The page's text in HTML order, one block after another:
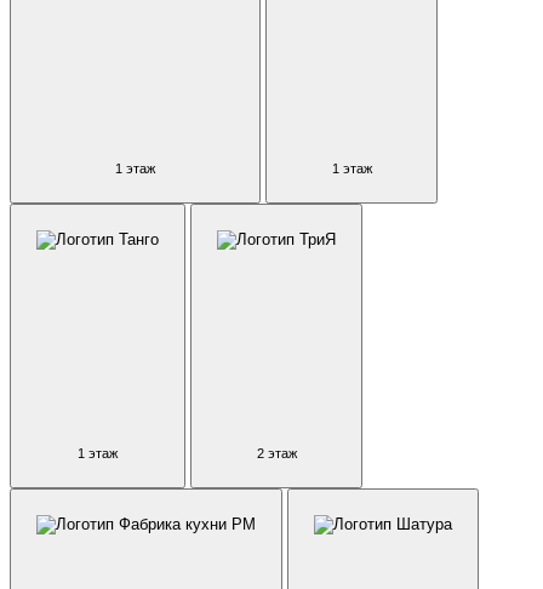
1 этаж 1 этаж
1 этаж 2 этаж